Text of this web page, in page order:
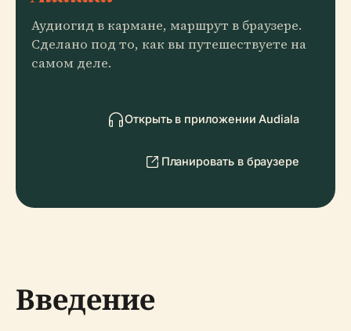
Аудиогид в кармане, маршрут в браузере.
Сделано под то, как вы путешествуете на
самом деле.
Открыть в приложении Audiala
Планировать в браузере
Введение